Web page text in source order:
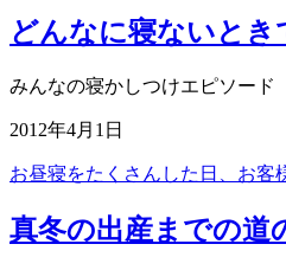
どんなに寝ないとき
みんなの寝かしつけエピソード
2012年4月1日
お昼寝をたくさんした日、お
真冬の出産までの道